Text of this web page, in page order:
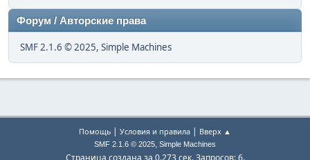
Форум / Авторские права
SMF 2.1.6 © 2025, Simple Machines
Помощь | Условия и правила | Вверх ▲
SMF 2.1.6 © 2025, Simple Machines